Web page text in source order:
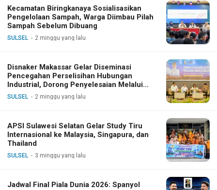
Kecamatan Biringkanaya Sosialisasikan
Pengelolaan Sampah, Warga Diimbau Pilah
Sampah Sebelum Dibuang
SULSEL 2 minggu yang lalu
Disnaker Makassar Gelar Diseminasi
Pencegahan Perselisihan Hubungan
Industrial, Dorong Penyelesaian Melalui
Dialog
SULSEL 2 minggu yang lalu
APSI Sulawesi Selatan Gelar Study Tiru
Internasional ke Malaysia, Singapura, dan
Thailand
SULSEL 3 minggu yang lalu
Jadwal Final Piala Dunia 2026: Spanyol